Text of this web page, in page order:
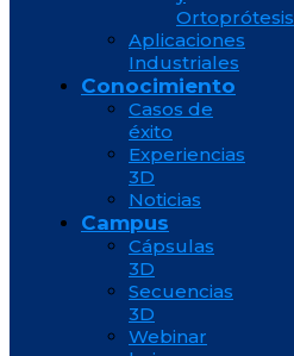
Ortoprótesis
Aplicaciones
Industriales
Conocimiento
Casos de
éxito
Experiencias
3D
Noticias
Campus
Cápsulas
3D
Secuencias
3D
Webinar